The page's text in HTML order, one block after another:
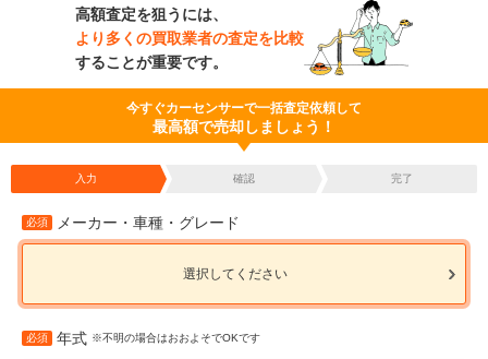
高額査定を狙うには、
より多くの買取業者の査定を比較
することが重要です。
今すぐカーセンサーで一括査定依頼して
最高額で売却しましょう！
入力 確認 完了
必須 メーカー・車種・グレード
選択してください
必須 年式 ※不明の場合はおおよそでOKです